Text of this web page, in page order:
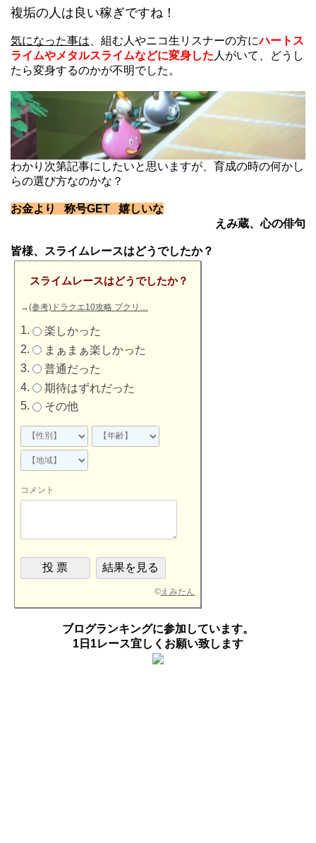
複垢の人は良い稼ぎですね！
気になった事は、組む人やニコ生リスナーの方にハートス
ライムやメタルスライムなどに変身した人がいて、どうし
たら変身するのかが不明でした。
わかり次第記事にしたいと思いますが、育成の時の何かし
らの選び方なのかな？
お金より 称号GET 嬉しいな
えみ蔵、心の俳句
皆様、スライムレースはどうでしたか？
スライムレースはどうでしたか？
→(参考)ドラクエ10攻略 プクリ…
楽しかった
まぁまぁ楽しかった
普通だった
期待はずれだった
その他
コメント
©えみたん
ブログランキングに参加しています。
1日1レース宜しくお願い致します